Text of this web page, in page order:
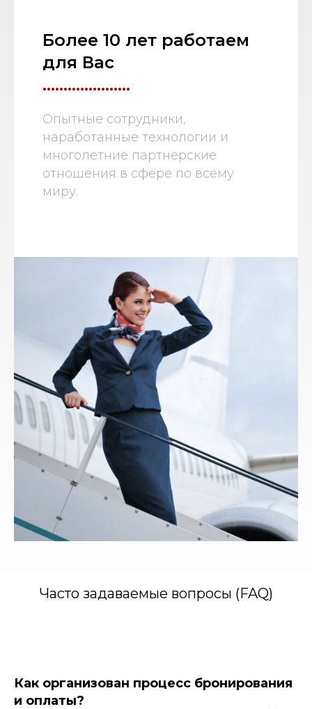
Более 10 лет работаем
для Вас
.....................
Опытные сотрудники,
наработанные технологии и
многолетние партнерские
отношения в сфере по всему
миру.
Часто задаваемые вопросы (FAQ)
Как организован процесс бронирования
и оплаты?